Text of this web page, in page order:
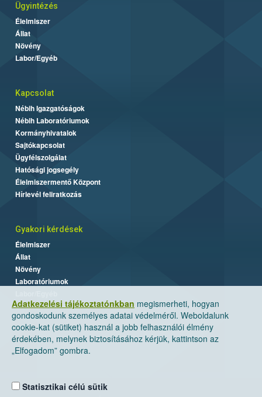
Adatkezelési tájékoztatónkban megismerheti, hogyan
gondoskodunk személyes adatai védelméről. Weboldalunk
cookie-kat (sütiket) használ a jobb felhasználói élmény
érdekében, melynek biztosításához kérjük, kattintson az
„Elfogadom” gombra.
Statisztikai célú sütik
Ügyintézés
Élelmiszer
Állat
Növény
Labor/Egyéb
Kapcsolat
Nébih Igazgatóságok
Nébih Laboratóriumok
Kormányhivatalok
Sajtókapcsolat
Ügyfélszolgálat
Hatósági jogsegély
Élelmiszermentő Központ
Hírlevél feliratkozás
Gyakori kérdések
Élelmiszer
Állat
Növény
Laboratóriumok